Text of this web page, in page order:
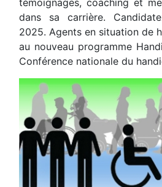
dans sa carrière.
2025. Agents en situation de
au nouveau programme
Conférence nationale du